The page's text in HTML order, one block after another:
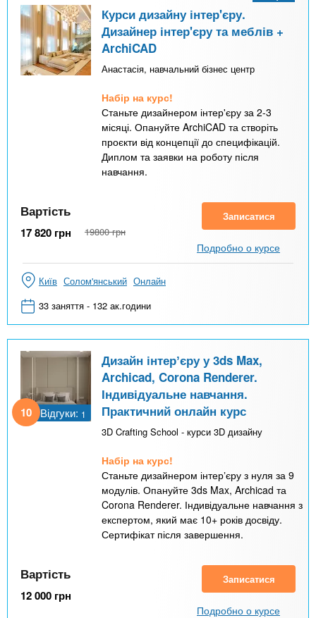
Курси дизайну інтер'єру.
Дизайнер інтер'єру та меблів +
ArchiCAD
Анастасія, навчальний бізнес центр
Набір на курс!
Станьте дизайнером інтер'єру за 2-3
місяці. Опануйте ArchiCAD та створіть
проєкти від концепції до специфікацій.
Диплом та заявки на роботу після
навчання.
Вартість
17 820 грн 19800 грн
Записатися
Подробно о курсе
Київ Солом'янський Онлайн
33 заняття - 132 ак.години
10 Відгуки: 1
Дизайн інтерʼєру у 3ds Max,
Archicad, Corona Renderer.
Індивідуальне навчання.
Практичний онлайн курс
3D Crafting School - курси 3D дизайну
Набір на курс!
Станьте дизайнером інтерʼєру з нуля за 9
модулів. Опануйте 3ds Max, Archicad та
Corona Renderer. Індивідуальне навчання з
експертом, який має 10+ років досвіду.
Сертифікат після завершення.
Вартість
12 000 грн
Записатися
Подробно о курсе